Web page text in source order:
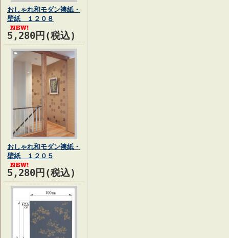
おしゃれ和モダン襖紙・
壁紙 １２０８
5,280円(税込)
おしゃれ和モダン襖紙・
壁紙 １２０５
5,280円(税込)